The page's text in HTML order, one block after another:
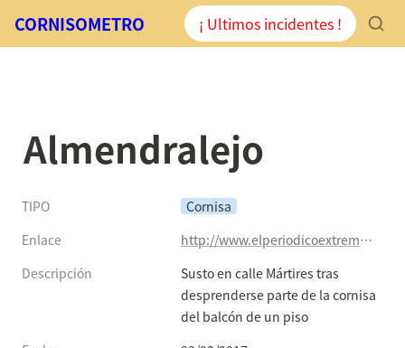
CORNISOMETRO ¡ Ultimos incidentes !
Almendralejo
TIPO
Cornisa
Enlace
http://www.elperiodicoextremadura.com/noticias/almendralejo/susto-calle-martires-desprenderse-parte-cornisa-balcon-piso_1006419.html
Descripción
Susto en calle Mártires tras
desprenderse parte de la cornisa
del balcón de un piso